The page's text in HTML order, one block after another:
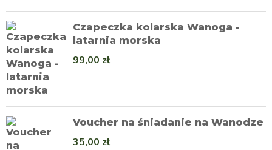
Czapeczka kolarska Wanoga -
latarnia morska
99,00 zł
Voucher na śniadanie na Wanodze
35,00 zł